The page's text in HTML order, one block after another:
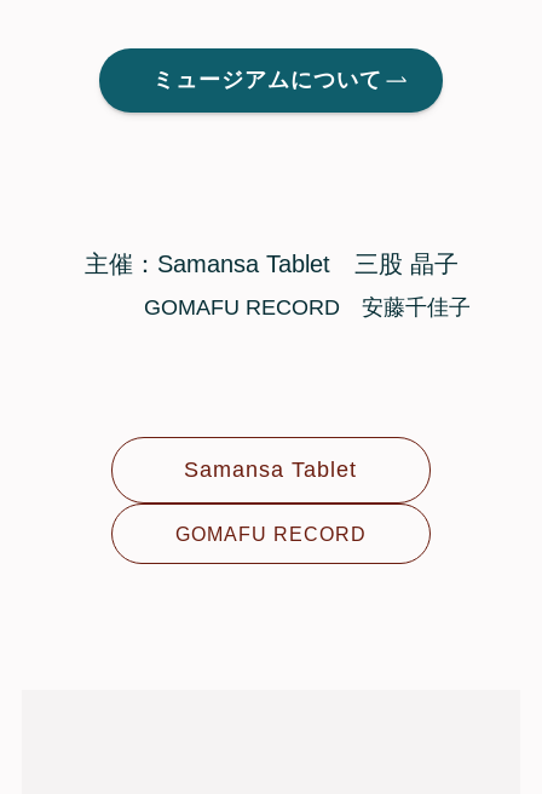
ミュージアムについて
主催：Samansa Tablet 三股 晶子
GOMAFU RECORD 安藤千佳子
Samansa Tablet
GOMAFU RECORD